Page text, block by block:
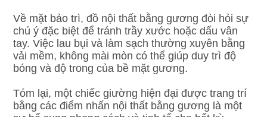
Về mặt bảo trì, đồ nội thất bằng gương đòi hỏi sự
chú ý đặc biệt để tránh trầy xước hoặc dấu vân
tay. Việc lau bụi và làm sạch thường xuyên bằng
vải mềm, không mài mòn có thể giúp duy trì độ
bóng và độ trong của bề mặt gương.
Tóm lại, một chiếc giường hiện đại được trang trí
bằng các điểm nhấn nội thất bằng gương là một